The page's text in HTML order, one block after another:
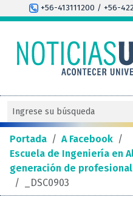
+56-413111200 / +56-
Portada / A Facebook /
Escuela de Ingeniería en
generación de
/
_DSC0903